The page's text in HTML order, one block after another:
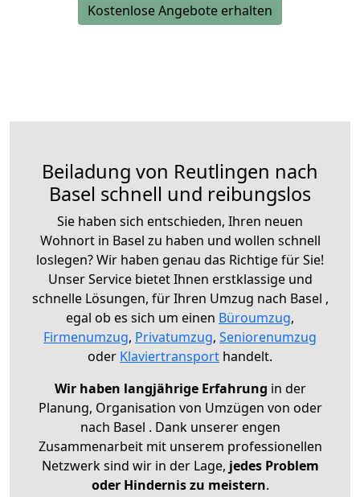
Kostenlose Angebote erhalten
Beiladung von Reutlingen nach
Basel schnell und reibungslos
Sie haben sich entschieden, Ihren neuen
Wohnort in Basel zu haben und wollen schnell
loslegen? Wir haben genau das Richtige für Sie!
Unser Service bietet Ihnen erstklassige und
schnelle Lösungen, für Ihren Umzug nach Basel ,
egal ob es sich um einen Büroumzug,
Firmenumzug, Privatumzug, Seniorenumzug
oder Klaviertransport handelt.
Wir haben langjährige Erfahrung in der
Planung, Organisation von Umzügen von oder
nach Basel . Dank unserer engen
Zusammenarbeit mit unserem professionellen
Netzwerk sind wir in der Lage, jedes Problem
oder Hindernis zu meistern.